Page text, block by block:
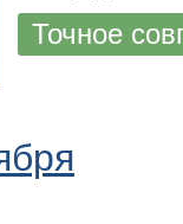
Точное